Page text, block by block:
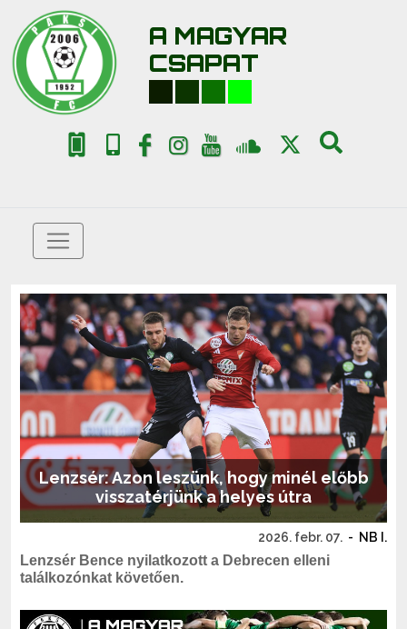
A MAGYAR
CSAPAT
Lenzsér: Azon leszünk, hogy minél előbb
visszatérjünk a helyes útra
2026. febr. 07. - NB I.
Lenzsér Bence nyilatkozott a Debrecen elleni
találkozónkat követően.